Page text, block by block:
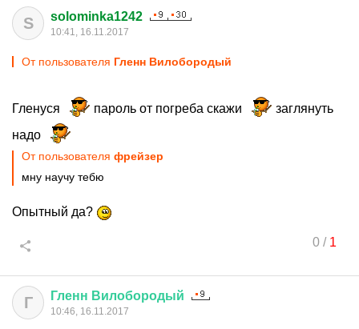
S solominka1242
10:41, 16.11.2017
От пользователя Гленн Вилобородый
Гленуся пароль от погреба скажи
заглянуть
надо
От пользователя фрейзер
мну научу тебю
Опытный да?
0/ 1
Г Гленн Вилобородый
10:46, 16.11.2017